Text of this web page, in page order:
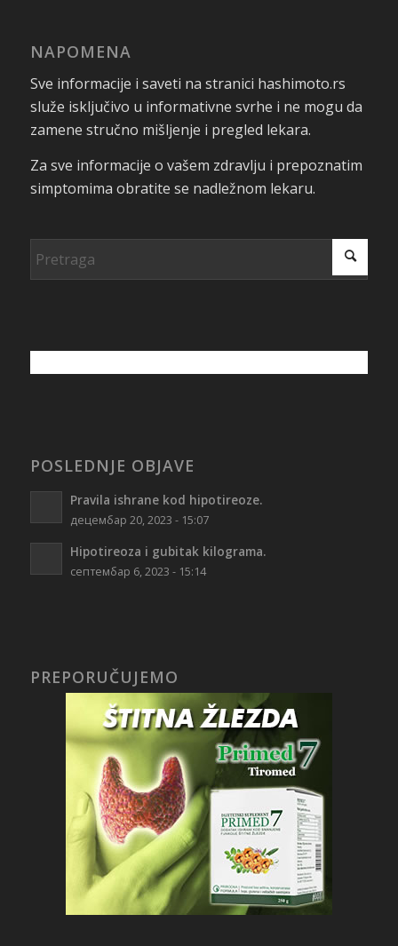
NAPOMENA
Sve informacije i saveti na stranici hashimoto.rs
služe isključivo u informativne svrhe i ne mogu da
zamene stručno mišljenje i pregled lekara.
Za sve informacije o vašem zdravlju i prepoznatim
simptomima obratite se nadležnom lekaru.
POSLEDNJE OBJAVE
Pravila ishrane kod hipotireoze.
децембар 20, 2023 - 15:07
Hipotireoza i gubitak kilograma.
септембар 6, 2023 - 15:14
PREPORUČUJEMO